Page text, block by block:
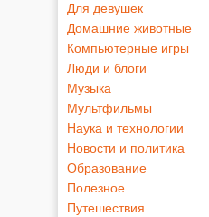
Для девушек
Домашние животные
Компьютерные игры
Люди и блоги
Музыка
Мультфильмы
Наука и технологии
Новости и политика
Образование
Полезное
Путешествия